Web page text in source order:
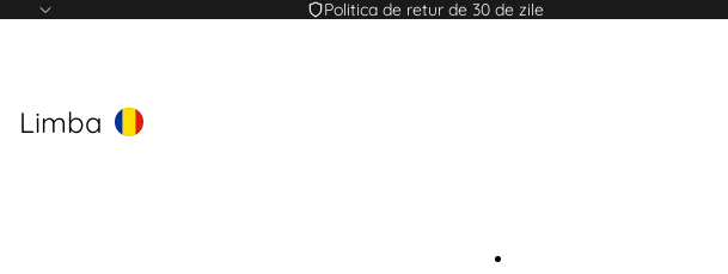
Politica de retur de 30 de zile
Limba